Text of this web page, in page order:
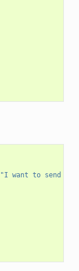
"I want to send